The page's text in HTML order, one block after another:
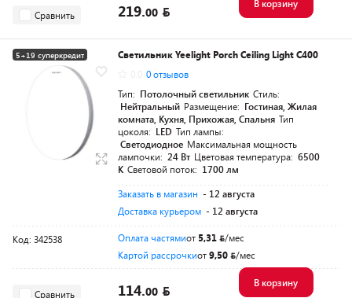
Сравнить 219.00
В корзину
5+19 суперкредит
Светильник Yeelight Porch Ceiling Light C400
0 отзывов
Тип: Потолочный светильник Стиль:
Нейтральный Размещение: Гостиная, Жилая
комната, Кухня, Прихожая, Спальня Тип
цоколя: LED Тип лампы:
Светодиодное Максимальная мощность
лампочки: 24 Вт Цветовая температура: 6500
К Световой поток: 1700 лм
Заказать в магазин - 12 августа
Доставка курьером - 12 августа
Код: 342538 Оплата частямиот 5,31
/мес
Картой рассрочкиот9,50 /мес
Сравнить 114.00
В корзину